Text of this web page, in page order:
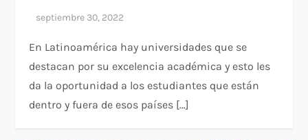
En Latinoamérica hay universidades que se
destacan por su excelencia académica y esto les
da la oportunidad a los estudiantes que están
dentro y fuera de esos países […]